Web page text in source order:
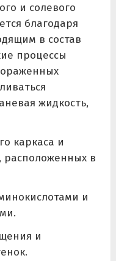
и солевого
благодаря
в состав
процессы
жидкость,
каркаса и
расположенных в
и
и